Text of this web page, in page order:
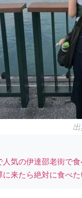
人気の伊達邵老街で食
に来たら絶対に食べ